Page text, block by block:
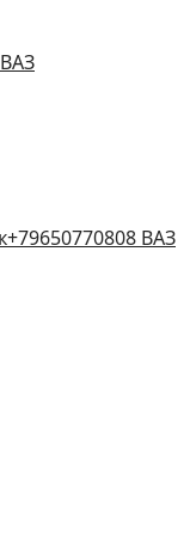
+79650770808 ВАЗ